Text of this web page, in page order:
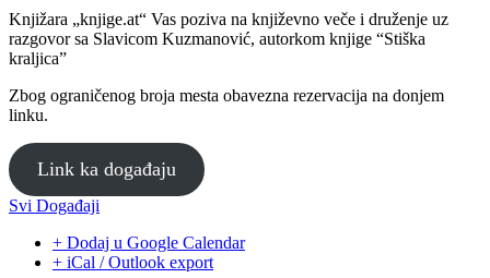
Knjižara „knjige.at“ Vas poziva na književno veče i druženje uz
razgovor sa Slavicom Kuzmanović, autorkom knjige “Stiška
kraljica”
Zbog ograničenog broja mesta obavezna rezervacija na donjem
linku.
Link ka događaju
Svi Događaji
+ Dodaj u Google Calendar
+ iCal / Outlook export